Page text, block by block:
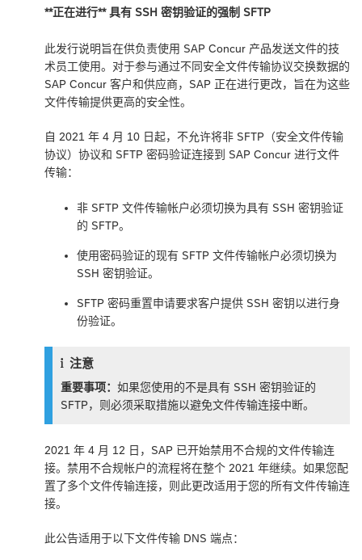
**正在进行** 具有 SSH 密钥验证的强制 SFTP
此发行说明旨在供负责使用 SAP Concur 产品发送文件的技
术员工使用。对于参与通过不同安全文件传输协议交换数据的
SAP Concur 客户和供应商，SAP 正在进行更改，旨在为这些
文件传输提供更高的安全性。
自 2021 年 4 月 10 日起，不允许将非 SFTP（安全文件传输
协议）协议和 SFTP 密码验证连接到 SAP Concur 进行文件
传输：
非 SFTP 文件传输帐户必须切换为具有 SSH 密钥验证
的 SFTP。
使用密码验证的现有 SFTP 文件传输帐户必须切换为
SSH 密钥验证。
SFTP 密码重置申请要求客户提供 SSH 密钥以进行身
份验证。
注意
重要事项：如果您使用的不是具有 SSH 密钥验证的
SFTP，则必须采取措施以避免文件传输连接中断。
2021 年 4 月 12 日，SAP 已开始禁用不合规的文件传输连
接。禁用不合规帐户的流程将在整个 2021 年继续。如果您配
置了多个文件传输连接，则此更改适用于您的所有文件传输连
接。
此公告适用于以下文件传输 DNS 端点：